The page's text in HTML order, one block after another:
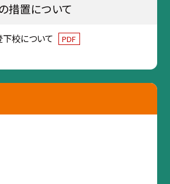
措置について
校について PDF